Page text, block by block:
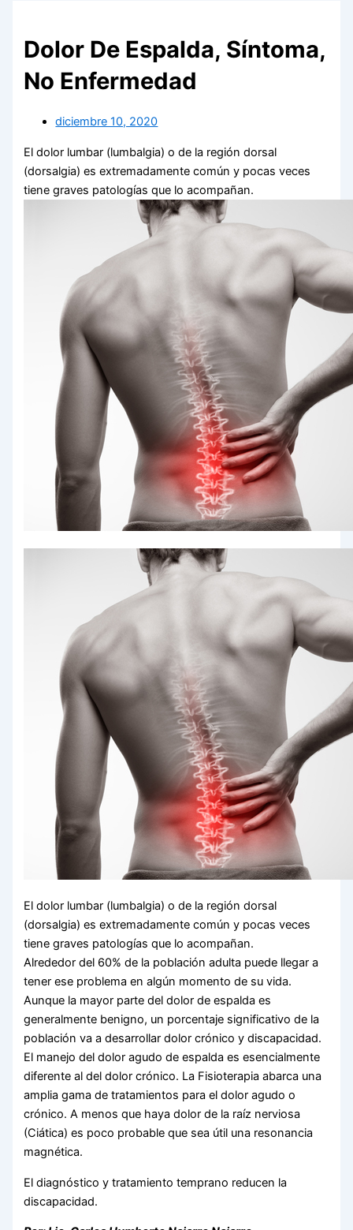
Dolor De Espalda, Síntoma,
No Enfermedad
diciembre 10, 2020
El dolor lumbar (lumbalgia) o de la región dorsal
(dorsalgia) es extremadamente común y pocas veces
tiene graves patologías que lo acompañan.
El dolor lumbar (lumbalgia) o de la región dorsal
(dorsalgia) es extremadamente común y pocas veces
tiene graves patologías que lo acompañan.
Alrededor del 60% de la población adulta puede llegar a
tener ese problema en algún momento de su vida.
Aunque la mayor parte del dolor de espalda es
generalmente benigno, un porcentaje significativo de la
población va a desarrollar dolor crónico y discapacidad.
El manejo del dolor agudo de espalda es esencialmente
diferente al del dolor crónico. La Fisioterapia abarca una
amplia gama de tratamientos para el dolor agudo o
crónico. A menos que haya dolor de la raíz nerviosa
(Ciática) es poco probable que sea útil una resonancia
magnética.
El diagnóstico y tratamiento temprano reducen la
discapacidad.